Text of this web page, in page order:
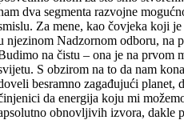
dva segmenta razvojne
Za mene, kao čovjeka koji
njezinom Nadzornom odboru, na
na čistu – ona je na prvom
S obzirom na to da nam
besramno zagađujući planet,
da energija koju mi
obnovljivih izvora, dakle